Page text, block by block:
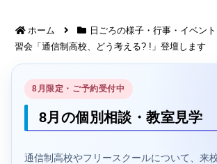
ホーム 日ごろの様子・行事・イベント
習会「通信制高校、どう考える? !」登壇します
8月限定・ご予約受付中
8月の個別相談・教室見学
通信制高校やフリースクールについて、来